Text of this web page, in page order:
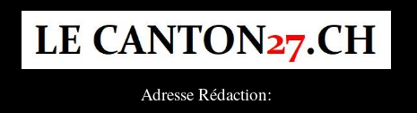
Adresse Rédaction: